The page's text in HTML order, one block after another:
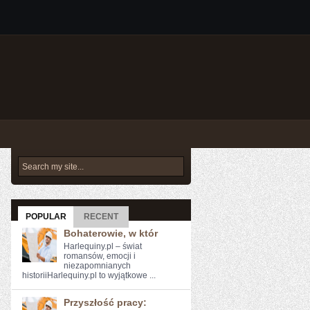
POPULAR RECENT
Bohaterowie, w któr
Harlequiny.pl – świat
romansów, emocji i
niezapomnianych
historiiHarlequiny.pl to wyjątkowe ...
Przyszłość pracy: